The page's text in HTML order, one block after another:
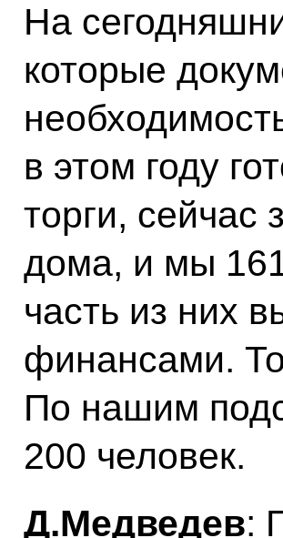
На
которые
в этом году
торги, сейчас
дома, и мы
часть из них
финансами.
По нашим
200 человек.
Д.Медведев: